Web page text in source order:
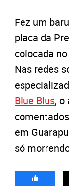
Fez um
placa da
colocada
Nas redes
Blue Blus, o
em
só